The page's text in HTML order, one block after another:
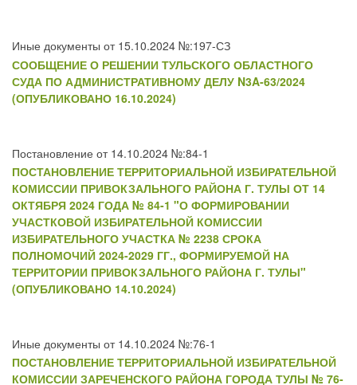
Иные документы от 15.10.2024 №:197-СЗ
СООБЩЕНИЕ О РЕШЕНИИ ТУЛЬСКОГО ОБЛАСТНОГО
СУДА ПО АДМИНИСТРАТИВНОМУ ДЕЛУ N3A-63/2024
(ОПУБЛИКОВАНО 16.10.2024)
Постановление от 14.10.2024 №:84-1
ПОСТАНОВЛЕНИЕ ТЕРРИТОРИАЛЬНОЙ ИЗБИРАТЕЛЬНОЙ
КОМИССИИ ПРИВОКЗАЛЬНОГО РАЙОНА Г. ТУЛЫ ОТ 14
ОКТЯБРЯ 2024 ГОДА № 84-1 "О ФОРМИРОВАНИИ
УЧАСТКОВОЙ ИЗБИРАТЕЛЬНОЙ КОМИССИИ
ИЗБИРАТЕЛЬНОГО УЧАСТКА № 2238 СРОКА
ПОЛНОМОЧИЙ 2024-2029 ГГ., ФОРМИРУЕМОЙ НА
ТЕРРИТОРИИ ПРИВОКЗАЛЬНОГО РАЙОНА Г. ТУЛЫ"
(ОПУБЛИКОВАНО 14.10.2024)
Иные документы от 14.10.2024 №:76-1
ПОСТАНОВЛЕНИЕ ТЕРРИТОРИАЛЬНОЙ ИЗБИРАТЕЛЬНОЙ
КОМИССИИ ЗАРЕЧЕНСКОГО РАЙОНА ГОРОДА ТУЛЫ № 76-